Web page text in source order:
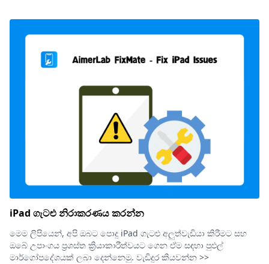
iPad ගැටළු නිරාකරණය කරන්න
මෙම ලිපියෙන්, අපි ඔබට පොදු iPad ගැටළු අලුත්වැඩියා කිරීමට සහ
ඔබේ උපාංගය ප්‍රශස්ත ක්‍රියාකාරීත්වයට ගෙන ඒම සඳහා පුළුල්
මාර්ගෝපදේශයක් ලබා දෙන්නෙමු. වැඩිදුර කියවන්න >>